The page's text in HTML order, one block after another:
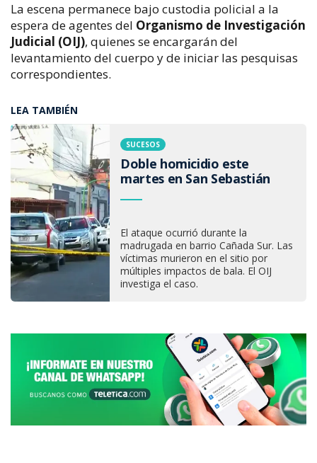
La escena permanece bajo custodia policial a la
espera de agentes del Organismo de Investigación
Judicial (OIJ), quienes se encargarán del
levantamiento del cuerpo y de iniciar las pesquisas
correspondientes.
LEA TAMBIÉN
SUCESOS
Doble homicidio este
martes en San Sebastián
El ataque ocurrió durante la
madrugada en barrio Cañada Sur. Las
víctimas murieron en el sitio por
múltiples impactos de bala. El OIJ
investiga el caso.